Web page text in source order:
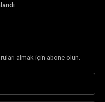
almak için abone olun.